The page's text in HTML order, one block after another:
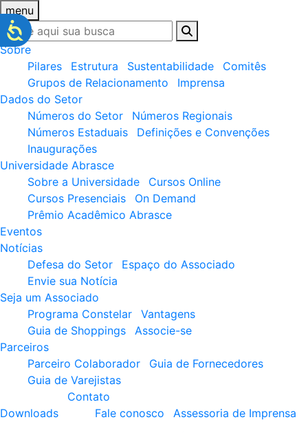
menu
Sobre
Pilares
Estrutura Sustentabilidade
Comitês
Grupos de Relacionamento
Imprensa
Dados do Setor
Números do Setor
Números Regionais
Números Estaduais
Definições e Convenções
Inaugurações
Universidade Abrasce
Sobre a Universidade
Cursos Online
Cursos Presenciais
On Demand
Prêmio Acadêmico Abrasce
Eventos
Notícias
Defesa do Setor
Espaço do Associado
Envie sua Notícia
Seja um Associado
Programa Constelar
Vantagens
Guia de Shoppings
Associe-se
Parceiros
Parceiro Colaborador
Guia de Fornecedores
Guia de Varejistas
Downloads
Contato
Fale conosco
Assessoria de Imprensa